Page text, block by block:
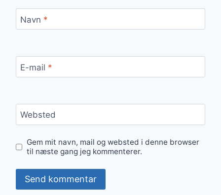
Navn *
E-mail *
Websted
Gem mit navn, mail og websted i denne browser
til næste gang jeg kommenterer.